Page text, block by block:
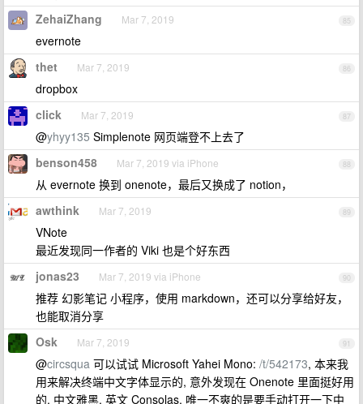
85
ZehaiZhang Mar 7, 2019
evernote
86
thet Mar 7, 2019
dropbox
87
click Mar 7, 2019
@yhyy135 Simplenote 网页端登不上去了
88
benson458 Mar 7, 2019 via iPhone
从 evernote 换到 onenote，最后又换成了 notion，
89
awthink Mar 7, 2019
VNote
最近发现同一作者的 Viki 也是个好东西
90
jonas23 Mar 7, 2019 via iPhone
推荐 幻影笔记 小程序，使用 markdown，还可以分享给好友，
也能取消分享
91
Osk Mar 7, 2019
@circsqua 可以试试 Microsoft Yahei Mono: /t/542173, 本来我
用来解决终端中文字体显示的, 意外发现在 Onenote 里面挺好用
的, 中文雅黑, 英文 Consolas, 唯一不爽的是要手动打开一下中